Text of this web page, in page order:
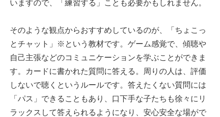
いますので、「練習する」ことも必要かもしれません。
そのような観点からおすすめしているのが、「ちょこっ
とチャット」※という教材です。ゲーム感覚で、傾聴や
自己主張などのコミュニケーションを学ぶことができま
す。カードに書かれた質問に答える。周りの人は、評価
しないで聴くというルールです。答えたくない質問には
「パス」できることもあり、口下手な子たちも徐々にリ
ラックスして答えられるようになり、安心安全な場がで